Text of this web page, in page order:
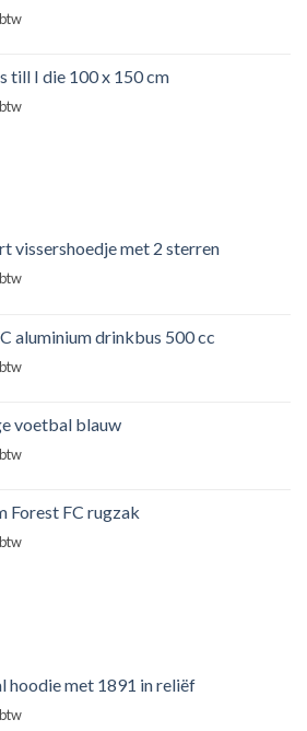
till I die 100 x 150 cm
vissershoedje met 2 sterren
aluminium drinkbus 500 cc
voetbal blauw
Forest FC rugzak
hoodie met 1891 in reliëf